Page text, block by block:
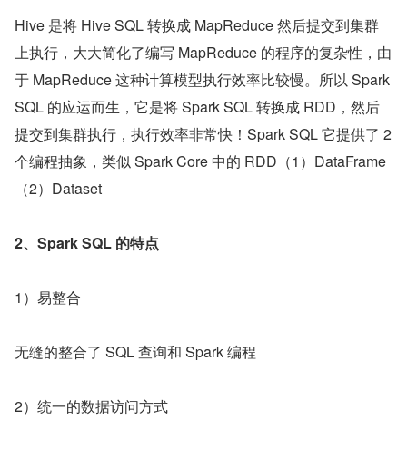
Hive 是将 Hive SQL 转换成 MapReduce 然后提交到集群
上执行，大大简化了编写 MapReduce 的程序的复杂性，由
于 MapReduce 这种计算模型执行效率比较慢。所以 Spark
SQL 的应运而生，它是将 Spark SQL 转换成 RDD，然后
提交到集群执行，执行效率非常快！Spark SQL 它提供了 2
个编程抽象，类似 Spark Core 中的 RDD（1）DataFrame
（2）Dataset
2、Spark SQL 的特点
1）易整合
无缝的整合了 SQL 查询和 Spark 编程
2）统一的数据访问方式